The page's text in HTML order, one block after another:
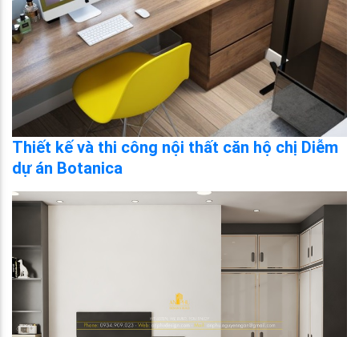
Thiết kế và thi công nội thất căn hộ chị Diễm
dự án Botanica